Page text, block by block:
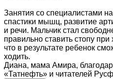
Занятия со специалистами
спастики мышц, развитие
и речи. Мальчик стал
правильно ставить стопу
что в результате ребенок
ходить.
Диана, мама Амира,
«Татнефть» и читателей